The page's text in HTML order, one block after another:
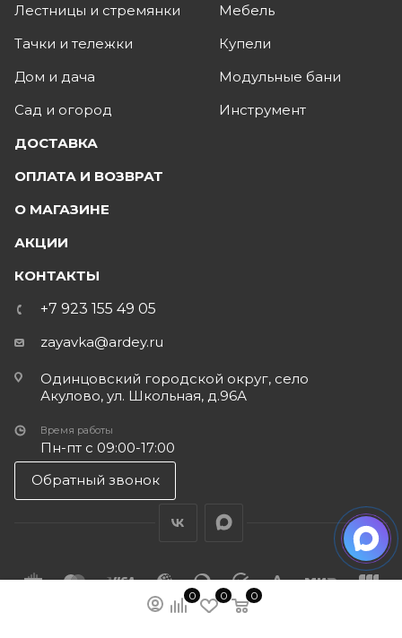
0 0 0
Лестницы и стремянки
Тачки и тележки
Дом и дача
Сад и огород
Мебель
Купели
Модульные бани
Инструмент
ДОСТАВКА
ОПЛАТА И ВОЗВРАТ
О МАГАЗИНЕ
АКЦИИ
КОНТАКТЫ
+7 923 155 49 05
zayavka@ardey.ru
Одинцовский городской округ, село
Акулово, ул. Школьная, д.96А
Время работы
Пн-пт с 09:00-17:00
Обратный звонок